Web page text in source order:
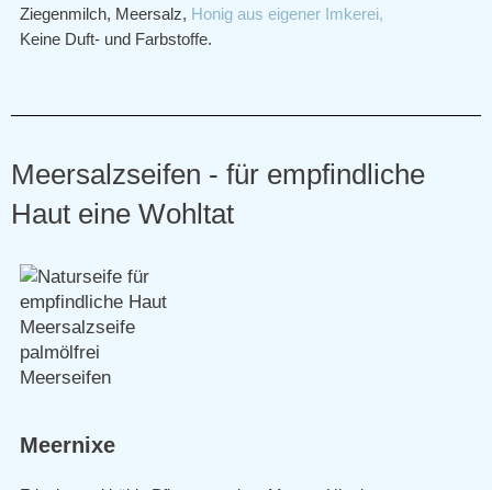
Ziegenmilch, Meersalz, Honig aus eigener Imkerei,
Keine Duft- und Farbstoffe.
Meersalzseifen - für empfindliche
Haut eine Wohltat
Meernixe